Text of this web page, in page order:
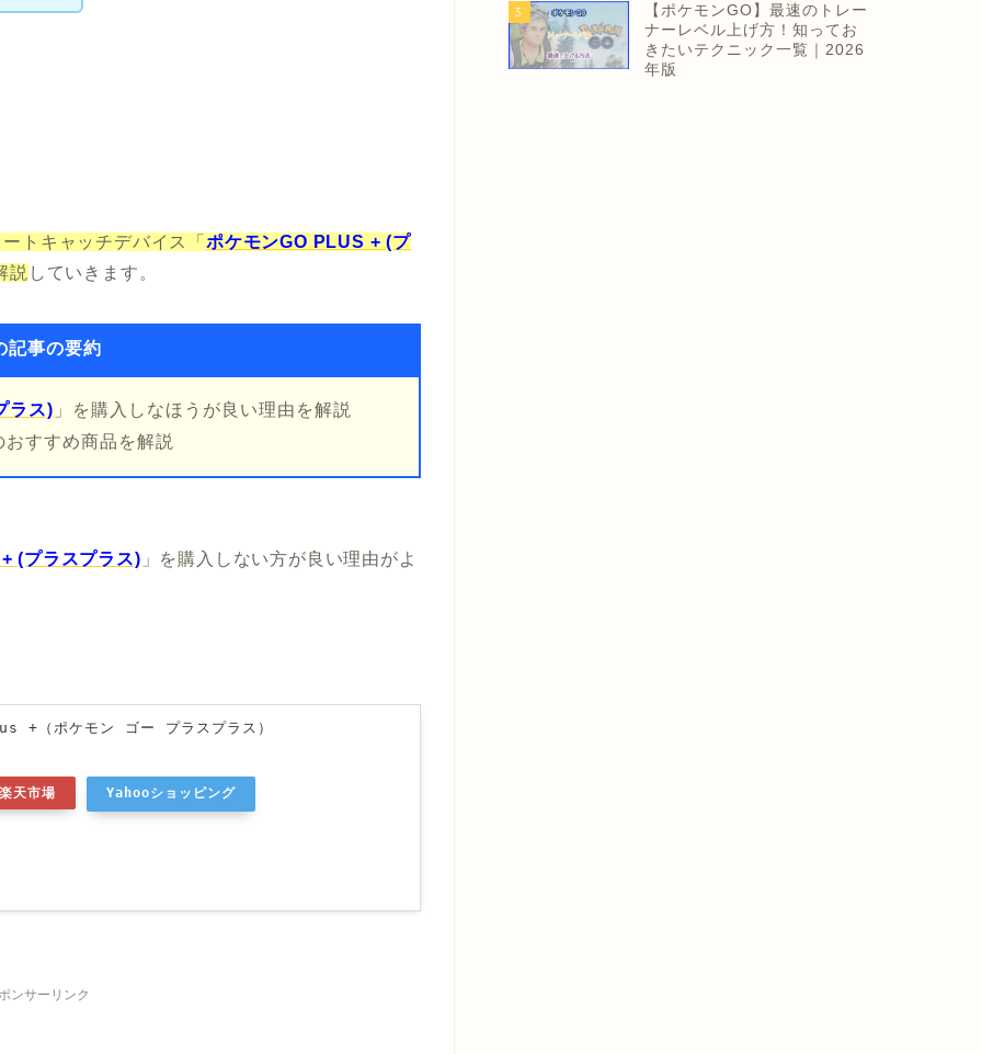
トキャッチデバイス「ポケモンGO PLUS + (プ
説 していきます。
記事の要約
ラス) 」を購入しなほうが良い理由を解説
すすめ商品を解説
(プラスプラス) 」を購入しない方が良い理由がよ
+（ポケモン ゴー プラスプラス）
楽天市場 Yahooショッピング
ンサーリンク
3
【ポケモンGO】最速のトレー
ナーレベル上げ方！知ってお
きたいテクニック一覧｜2026
年版